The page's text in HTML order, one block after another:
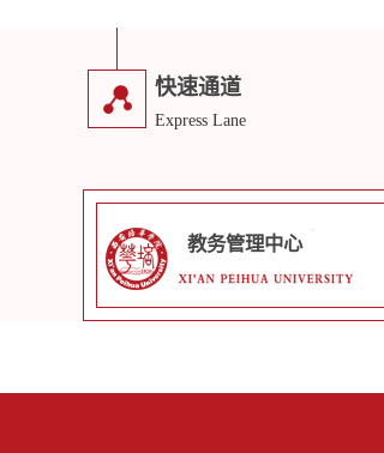
快速通道
Express Lane
教务管理中心